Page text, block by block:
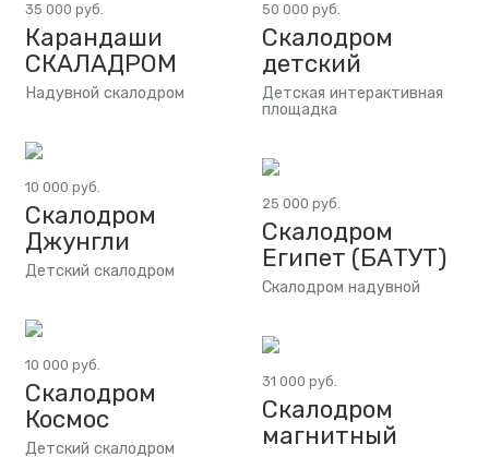
35 000 руб.
Карандаши
СКАЛАДРОМ
Надувной скалодром
50 000 руб.
Скалодром
детский
Детская интерактивная
площадка
10 000 руб.
Скалодром
Джунгли
Детский скалодром
25 000 руб.
Скалодром
Египет (БАТУТ)
Скалодром надувной
10 000 руб.
Скалодром
Космос
Детский скалодром
31 000 руб.
Скалодром
магнитный